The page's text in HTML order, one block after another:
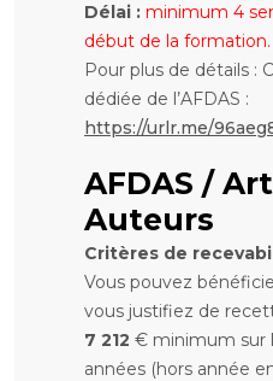
Délai : minimum 4
début de la formation.
Pour plus de détails :
dédiée de l’AFDAS :
https://urlr.me/
AFDAS /
Auteurs
Critères de
Vous pouvez
vous justifiez de
7 212 € minimum sur
années (hors année